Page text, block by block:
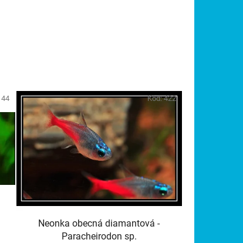
44
Neonka obecná diamantová -
Paracheirodon sp.
Kód:422